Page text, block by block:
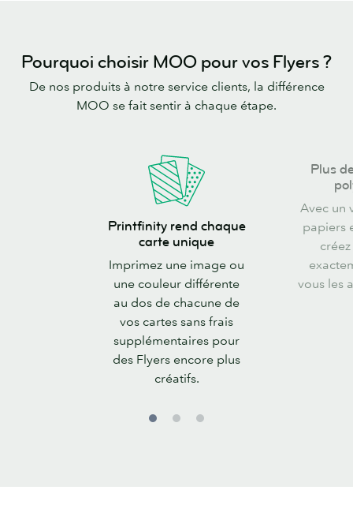
Pourquoi choisir MOO pour vos Flyers ?
De nos produits à notre service clients, la différence
MOO se fait sentir à chaque étape.
Printfinity
carte
unique
Printfinity rend chaque
carte unique
Imprimez une image ou
une couleur différente
au dos de chacune de
vos cartes sans frais
supplémentaires pour
des Flyers encore plus
créatifs.
polyvalent.
Plus
Avec un
papiers
vous les